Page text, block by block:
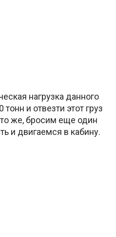
нагрузка данного
и отвезти этот груз
же, бросим еще один
и двигаемся в кабину.